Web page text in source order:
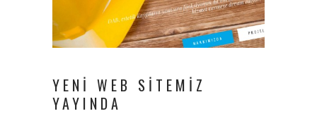
YENI WEB SITEMIZ
YAYINDA